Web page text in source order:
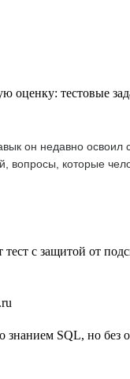
оценку: тестовые
он недавно освоил
вопросы, которые
тест с защитой от
SQL, но без